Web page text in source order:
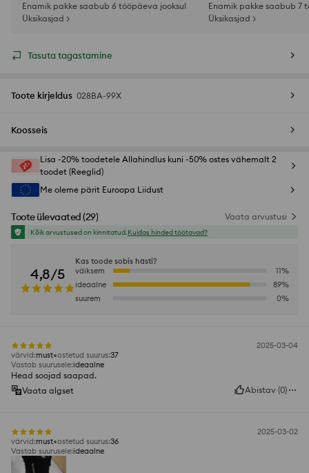
Enamik pakke saabub 6 tööpäeva jooksul
Üksikasjad >
Enamik pakke saabub 7
Üksikasjad >
Tasuta tagastamine
Toote kirjeldus 028BA-99X
Koosseis
Lisa -20% toodetele Allahindlus kuni -50% ostes vähemalt 2
toodet (Reeglid)
Me oleme pärit Euroopa Liidust
Toote ülevaated (29) Vaata arvustusi
Kõik arvustused on kinnitatud.Kuidas hinded töötavad?
4,8/5
Kas toode sobis hästi?
väiksem
11%
ideaalne
89%
suurem
0%
2025-03-04
värvid:must ostetud suurus:37
Vastab suurusele:ideaalne
Head soojad saapad.
Vaata algset
Abistav (0)
2025-03-02
värvid:must ostetud suurus:36
Vastab suurusele:ideaalne